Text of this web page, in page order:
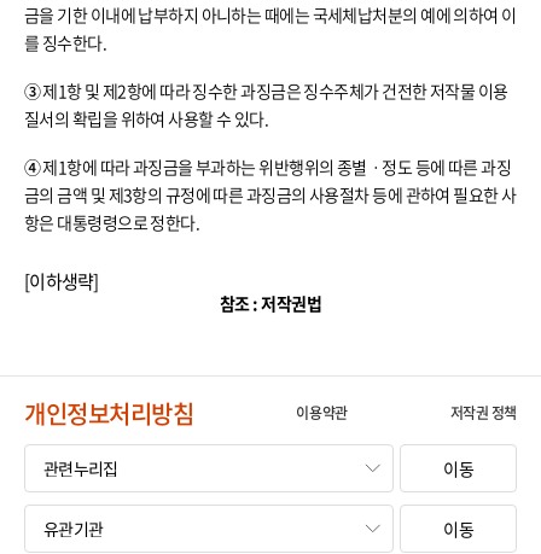
금을 기한 이내에 납부하지 아니하는 때에는 국세체납처분의 예에 의하여 이
를 징수한다.
③제1항 및 제2항에 따라 징수한 과징금은 징수주체가 건전한 저작물 이용
질서의 확립을 위하여 사용할 수 있다.
④제1항에 따라 과징금을 부과하는 위반행위의 종별ㆍ정도 등에 따른 과징
금의 금액 및 제3항의 규정에 따른 과징금의 사용절차 등에 관하여 필요한 사
항은 대통령령으로 정한다.
[이하생략]
참조 : 저작권법
개인정보처리방침 이용약관 저작권 정책
이동
이동